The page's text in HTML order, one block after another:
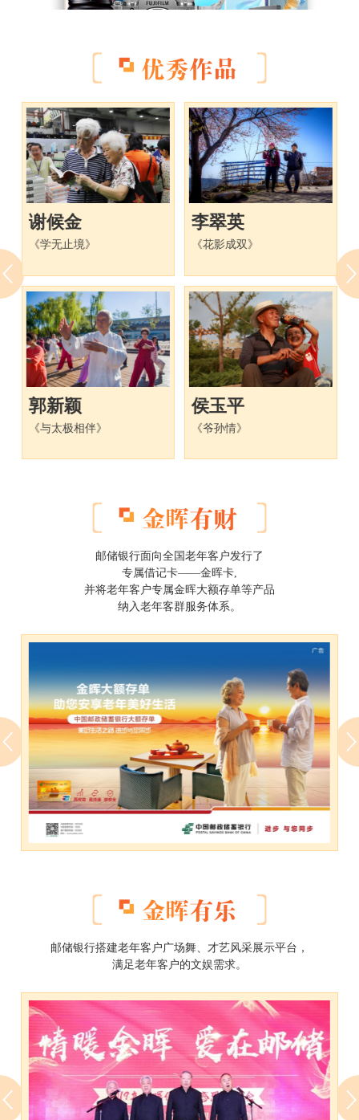
总决赛奖
奖项 奖品 数量
一等奖
富士（FUJIFILM）X-T3/XT3微
单相机套机
二等奖
华为 HUAWEI Mate 40 Pro 4G
全网通8GB+256GB手机
2
三等奖 Apple iPad 10.2英寸平板电脑 3
优秀奖
DJI大疆 DJI OM 4 磁吸手机云台
+希捷(Seagate)移动硬盘
幸运奖
各分赛区奖品由分赛区自行决定并提供。
评奖规则
分赛区评选：
家将综合作品的主题契合度（40%）、摄影技术
总决赛评选：
各分赛区的一等奖作品将入围全国总决赛，邮储
银行总行将组织专家对入围作品评奖。
参赛细节
参与方式：
作品题材及数量：
每位参赛者最多只能上传两幅作品，参赛作品要
围绕中老年客户“相伴”的主题。
1.参评作品必须为参赛者通过相机或手机拍摄的个
人作品。
2.作品不得对原始画面内容进行增加或删减。在后
期制作中，可对影调和色彩等进行适度调整，以
不违背拍摄对象客观真实属性为准。彩色照片可
整体（不可局部）转变为黑白（含单色）。
谢候金
《学无止境》
李翠英
《花影成双》
郭新颖
《与太极相伴》
侯玉平
《爷孙情》
邮储银行面向全国老年客户发行了
专属借记卡——金晖卡,
并将老年客户专属金晖大额存单等产品
纳入老年客群服务体系。
邮储银行搭建老年客户广场舞、才艺风采展示平台，
满足老年客户的文娱需求。